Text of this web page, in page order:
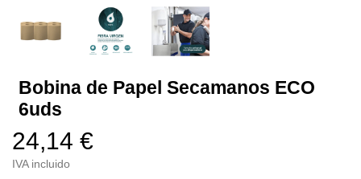
Bobina de Papel Secamanos ECO
6uds
24,14 €
IVA incluido